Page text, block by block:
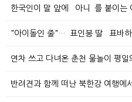
한국인이 말 앞에 `아니`를 붙이는
"아이돌인 줄"…`표인봉 딸` 표바
연차 쓰고 다녀온 춘천 물놀이 평
반려견과 함께 떠난 북한강 여행에